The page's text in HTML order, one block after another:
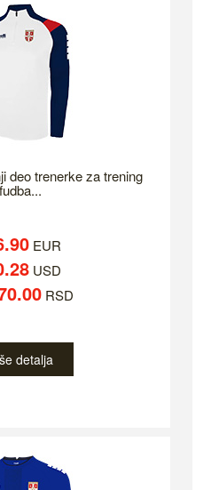
deo trenerke za trening
fudba...
EUR
USD
RSD
detalja